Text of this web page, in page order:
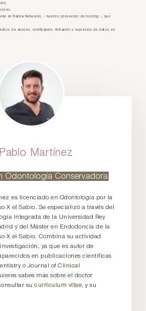
en Raiola Networks, - nuestro proveedor de hosting -, que
de acceso, rectificación, limitación y supresión de datos en
Martínez
Odontología Conservadora
es licenciado en Odontología por la
X el Sabio. Se especializó a través del
Integrada de la Universidad Rey
y del Máster en Endodoncia de la
X el Sabio. Combina su actividad
ya que es autor de
en publicaciones científicas
o Journal of Clinical
sabes más sobre el doctor
sucurriculum vitae, y su